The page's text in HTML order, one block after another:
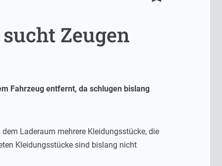
Zeugen
Fahrzeug entfernt, da schlugen bislang
Laderaum mehrere Kleidungsstücke, die
Kleidungsstücke sind bislang nicht